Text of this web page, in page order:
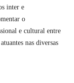
inter e
o
e cultural entre
nas diversas